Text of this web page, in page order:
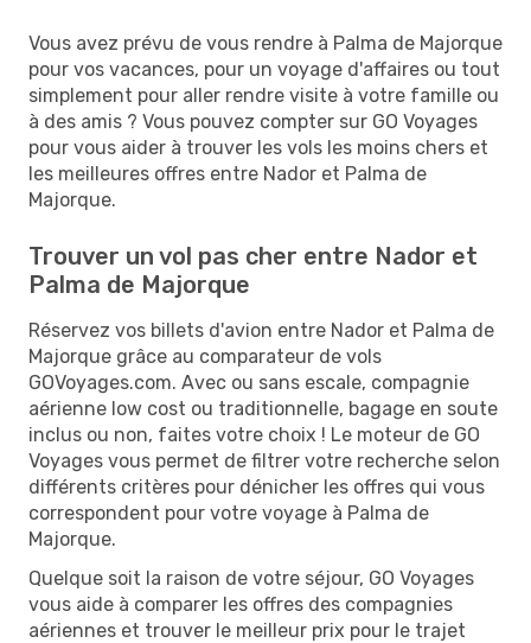
Vous avez prévu de vous rendre à Palma de Majorque
pour vos vacances, pour un voyage d'affaires ou tout
simplement pour aller rendre visite à votre famille ou
à des amis ? Vous pouvez compter sur GO Voyages
pour vous aider à trouver les vols les moins chers et
les meilleures offres entre Nador et Palma de
Majorque.
Trouver un vol pas cher entre Nador et
Palma de Majorque
Réservez vos billets d'avion entre Nador et Palma de
Majorque grâce au comparateur de vols
GOVoyages.com. Avec ou sans escale, compagnie
aérienne low cost ou traditionnelle, bagage en soute
inclus ou non, faites votre choix ! Le moteur de GO
Voyages vous permet de filtrer votre recherche selon
différents critères pour dénicher les offres qui vous
correspondent pour votre voyage à Palma de
Majorque.
Quelque soit la raison de votre séjour, GO Voyages
vous aide à comparer les offres des compagnies
aériennes et trouver le meilleur prix pour le trajet